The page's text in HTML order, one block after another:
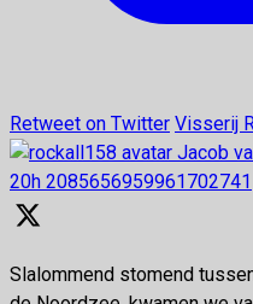
Retweet on Twitter Visserij
Jacob
20h 2085656959961702741
Slalommend stomend